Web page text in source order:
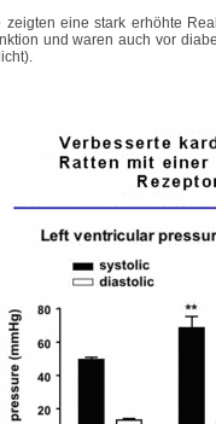
zeigten eine stark erhöhte
und waren auch vor